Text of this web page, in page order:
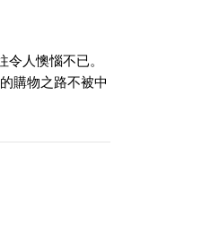
人懊惱不已。
購物之路不被中